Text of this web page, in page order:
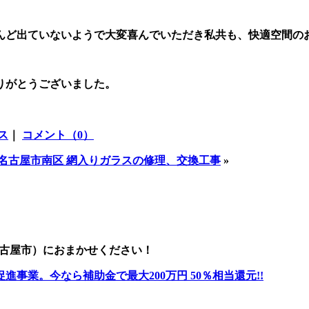
出ていないようで大変喜んでいただき私共も、快適空間
とうございました。
コメント（0）
古屋市南区 網入りガラスの修理、交換工事 »
屋市）におまかせください！